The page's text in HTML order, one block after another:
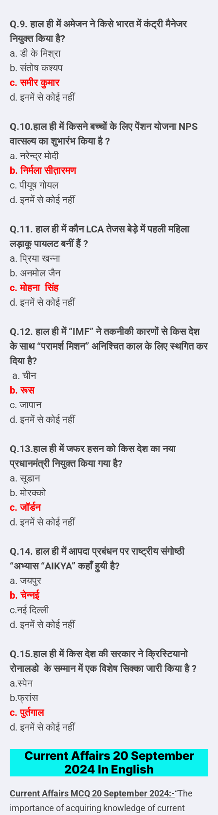
Q.9. हाल ही में अमेजन ने किसे भारत में कंट्री मैनेजर
नियुक्त किया है?
a. डी के मिश्रा
b. संतोष कश्यप
c. समीर कुमार
d. इनमें से कोई नहीं
Q.10.हाल ही में किसने बच्चों के लिए पेंशन योजना NPS
वात्सल्य का शुभारंभ किया है ?
a. नरेन्द्र मोदी
b. निर्मला सीत़ारमण
c. पीयूष गोयल
d. इनमें से कोई नहीं
Q.11. हाल ही में कौन LCA तेजस बेड़े में पहली महिला
लड़ाकू पायलट बनीं हैं ?
a. प्रिया खन्ना
b. अनमोल जैन
c. मोहना सिंह
d. इनमें से कोई नहीं
Q.12. हाल ही में “IMF” ने तकनीकी कारणों से किस देश
के साथ “परामर्श मिशन” अनिश्चित काल के लिए स्थगित कर
दिया है?
a. चीन
b. रूस
c. जापान
d. इनमें से कोई नहीं
Q.13.हाल ही में जफर हसन को किस देश का नया
प्रधानमंत्री नियुक्त किया गया है?
a. सूडान
b. मोरक्को
c. जॉर्डन
d. इनमें से कोई नहीं
Q.14. हाल ही में आपदा प्रबंधन पर राष्ट्रीय संगोष्ठी
“अभ्यास “AIKYA” कहाँ हुयी है?
a. जयपुर
b. चेन्नई
c.नई दिल्ली
d. इनमें से कोई नहीं
Q.15.हाल ही में किस देश की सरकार ने क्रिस्टियानो
रोनालडो के सम्मान में एक विशेष सिक्का जारी किया है ?
a.स्पेन
b.फ्रांस
c. पुर्तगाल
d. इनमें से कोई नहीं
Current Affairs 20 September
2024 In English
Current Affairs MCQ20 September 2024:-“The
importance of acquiring knowledge of current